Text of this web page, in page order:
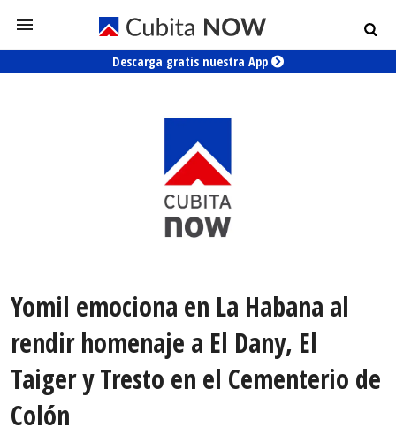
Descarga gratis nuestra App
Yomil emociona en La Habana al
rendir homenaje a El Dany, El
Taiger y Tresto en el Cementerio de
Colón